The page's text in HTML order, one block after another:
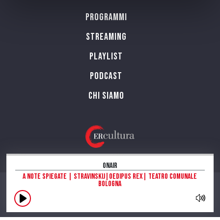
OnAir
A Note Spiegate | Stravinskij|Oedipus Rex| Teatro Comunale
Bologna
Programmi
Streaming
Playlist
PODCAST
Chi siamo